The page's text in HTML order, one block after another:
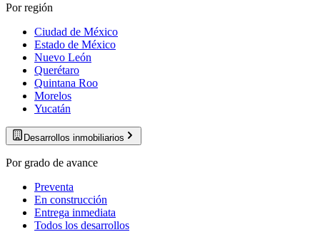
Por región
Ciudad de México
Estado de México
Nuevo León
Querétaro
Quintana Roo
Morelos
Yucatán
Desarrollos inmobiliarios
Por grado de avance
Preventa
En construcción
Entrega inmediata
Todos los desarrollos